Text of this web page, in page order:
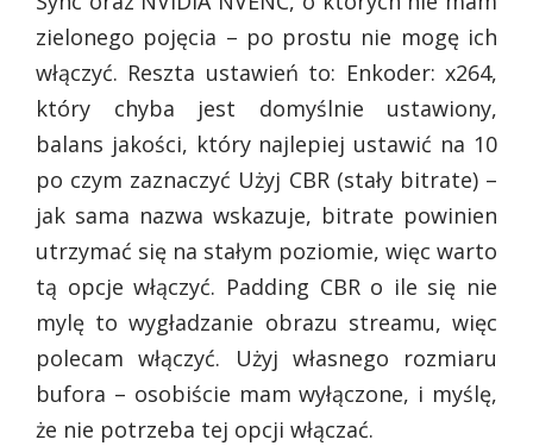
zielonego pojęcia – po prostu nie mogę ich
włączyć. Reszta ustawień to: Enkoder: x264,
który chyba jest domyślnie ustawiony,
balans jakości, który najlepiej ustawić na 10
po czym zaznaczyć Użyj CBR (stały bitrate) –
jak sama nazwa wskazuje, bitrate powinien
utrzymać się na stałym poziomie, więc warto
tą opcje włączyć. Padding CBR o ile się nie
mylę to wygładzanie obrazu streamu, więc
polecam włączyć. Użyj własnego rozmiaru
bufora – osobiście mam wyłączone, i myślę,
że nie potrzeba tej opcji włączać.